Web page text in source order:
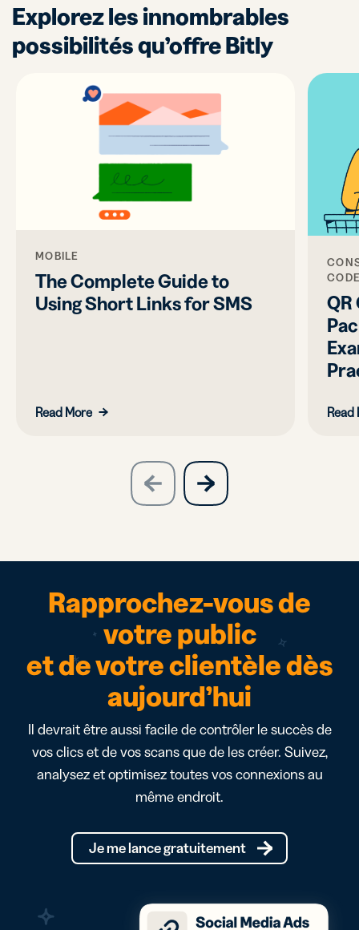
Explorez les innombrables
possibilités qu’offre Bitly
MOBILE
The Complete Guide to
Using Short Links for SMS
Read More Read
previous
slide
next
slide
Rapprochez-vous de
votre public
et de votre clientèle dès
aujourd’hui
Il devrait être aussi facile de contrôler le succès de
vos clics et de vos scans que de les créer. Suivez,
analysez et optimisez toutes vos connexions au
même endroit.
Je me lance gratuitement